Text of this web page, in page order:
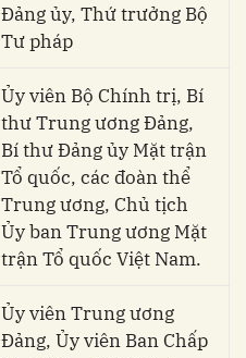
Đảng ủy, Thứ trưởng Bộ
Tư pháp
Ủy viên Bộ Chính trị, Bí
thư Trung ương Đảng,
Bí thư Đảng ủy Mặt trận
Tổ quốc, các đoàn thể
Trung ương, Chủ tịch
Ủy ban Trung ương Mặt
trận Tổ quốc Việt Nam.
Ủy viên Trung ương
Đảng, Ủy viên Ban Chấp